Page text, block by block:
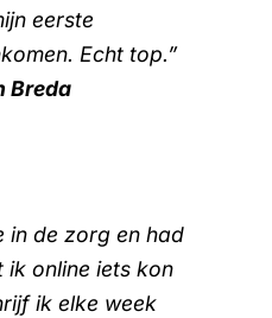
eerste
Echt top.”
Breda
in de zorg en had
online iets kon
ik elke week